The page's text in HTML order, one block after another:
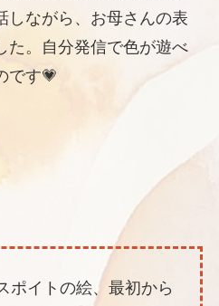
しながら、お母さんの表
た。自分発信で色が遊べ
です💗
イトの絵、最初から